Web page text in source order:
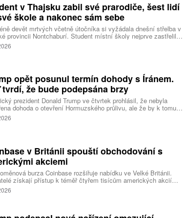
v Thajsku zabil své prarodiče, šest lidí
škole a nakonec sám sebe
devět mrtvých včetně útočníka si vyžádala dnešní střelba v
provincii Nontchaburí. Student místní školy nejprve zastřelil
svého dědečka oba prarodiče a pak se vydal do školy, kde zabil
a tři žáky, dalších 15 lidí zranil a nakonec spáchal
opět posunul termín dohody s Íránem.
tvrdí, že bude podepsána brzy
prezident Donald Trump ve čtvrtek prohlásil, že nebyla
dohoda o otevření Hormuzského průlivu, ale že by k tomu
dojít brzy. Írán je mezitím nadosah dohody o tranzitu v úžině
která může pro Trumpa představovat problém.
v Británii spouští obchodování s
akciemi
burza Coinbase rozšiřuje nabídku ve Velké Británii.
získají přístup k téměř čtyřem tisícům amerických akcií
v aplikaci, ve které spravují kryptoměny a běžné peníze.